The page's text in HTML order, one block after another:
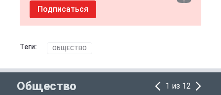
Подписаться
Теги: ОБЩЕСТВО
Общество 1 из 12